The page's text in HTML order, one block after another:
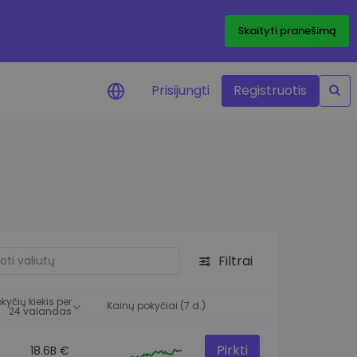
Skaityti pranešimą
Prisijungti Registruotis
Filtrai
kiekis per
24 valandas Kainų pokyčiai (7 d.)
18.6B € Pirkti